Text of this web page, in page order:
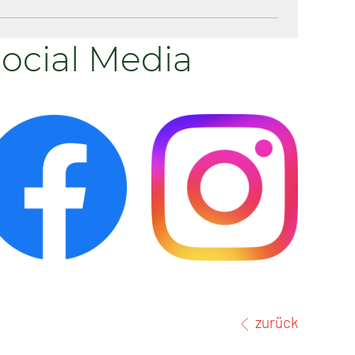
Media
zurück